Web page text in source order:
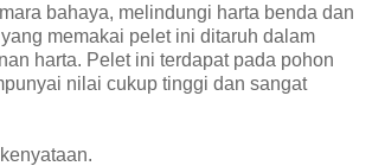
bahaya, melindungi harta benda dan
memakai pelet ini ditaruh dalam
harta. Pelet ini terdapat pada pohon
nilai cukup tinggi dan sangat